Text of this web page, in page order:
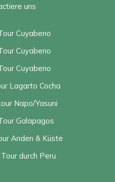
uns
Cuyabeno
Cuyabeno
Cuyabeno
Lagarto Cocha
Napo/Yasuni
Galapagos
Anden & Küste
durch Peru